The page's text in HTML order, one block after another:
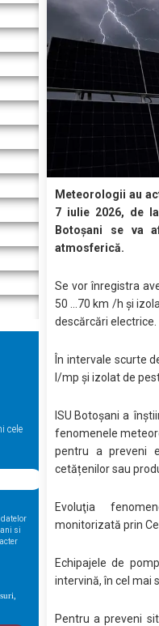
cele
si
Meteorologii au
7 iulie 2026, de
Botoșani se va
atmosferică.
Se vor înregistra
50 ...70 km /h și
descărcări electrice.
În intervale scurte
l/mp și izolat de
ISU Botoșani a
fenomenele
pentru a preveni
cetățenilor sau
Evoluţia
monitorizată prin
Echipajele de
intervină, în cel mai
Pentru a preveni